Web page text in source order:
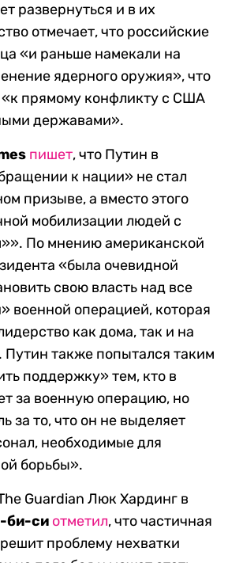
развернуться и в их
отмечает, что российские
«и раньше намекали на
ядерного оружия», что
прямому конфликту с США
державами».
пишет, что Путин в
к нации» не стал
призыве, а вместо этого
мобилизации людей с
По мнению американской
«была очевидной
свою власть над все
военной операцией, которая
как дома, так и на
также попытался таким
поддержку» тем, кто в
за военную операцию, но
за то, что он не выделяет
необходимые для
борьбы».
Guardian Люк Хардинг в
би-си отметил, что частичная
проблему нехватки